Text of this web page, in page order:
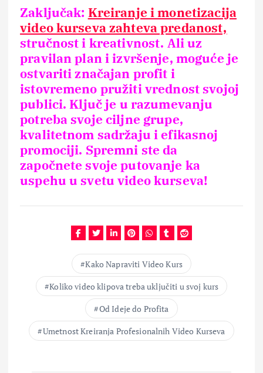
Zaključak: Kreiranje i monetizacija
video kurseva zahteva predanost,
stručnost i kreativnost. Ali uz
pravilan plan i izvršenje, moguće je
ostvariti značajan profit i
istovremeno pružiti vrednost svojoj
publici. Ključ je u razumevanju
potreba svoje ciljne grupe,
kvalitetnom sadržaju i efikasnoj
promociji. Spremni ste da
započnete svoje putovanje ka
uspehu u svetu video kurseva!
Kako Napraviti Video Kurs
Koliko video klipova treba uključiti u svoj kurs
Od Ideje do Profita
Umetnost Kreiranja Profesionalnih Video Kurseva